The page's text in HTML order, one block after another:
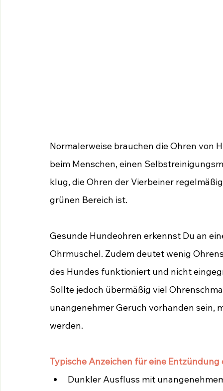
Normalerweise brauchen die Ohren von
beim Menschen, einen
klug, die Ohren der Vierbeiner
grünen Bereich ist.
Gesunde Hundeohren erkennst Du an
Ohrmuschel. Zudem deutet wenig
des Hundes funktioniert und nicht
Sollte jedoch übermäßig viel
unangenehmer Geruch vorhanden sein,
werden.
Typische Anzeichen für eine
Dunkler Ausfluss mit